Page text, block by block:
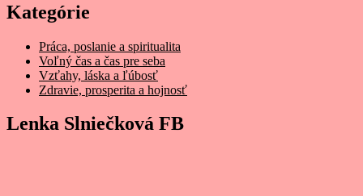
Kategórie
Práca, poslanie a spiritualita
Voľný čas a čas pre seba
Vzťahy, láska a ľúbosť
Zdravie, prosperita a hojnosť
Lenka Slniečková FB